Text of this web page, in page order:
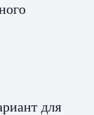
для